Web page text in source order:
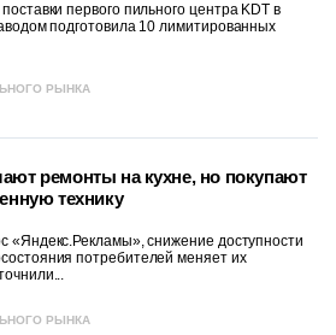
первого пильного центра KDT в
подготовила 10 лимитированных
РЫНКА
ремонты на кухне, но покупают
технику
«Яндекс.Рекламы», снижение доступности
потребителей меняет их
РЫНКА